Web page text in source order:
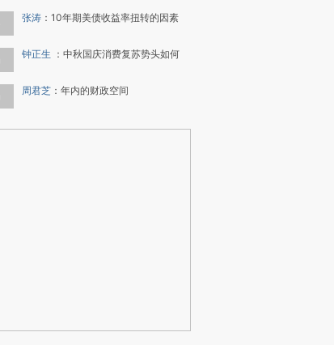
张涛 ： 10年期美债收益率扭转的因素
钟正生 ： 中秋国庆消费复苏势头如何
周君芝 ： 年内的财政空间